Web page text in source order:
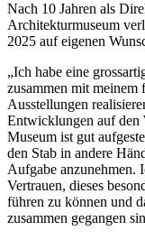
Nach 10 Jahren als
Architekturmuseum
2025 auf eigenen
„Ich habe eine
zusammen mit meinem
Ausstellungen
Entwicklungen auf den
Museum ist gut
den Stab in andere
Aufgabe anzunehmen.
Vertrauen, dieses
führen zu können und
zusammen gegangen